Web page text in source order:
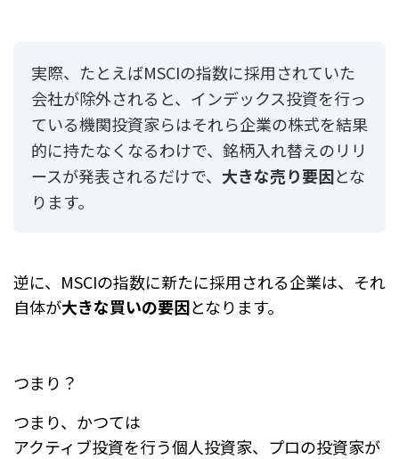
実際、たとえばMSCIの指数に採用されていた
会社が除外されると、 インデックス投資を行っ
ている機関投資家らはそれら企業の株式を結果
的に持たなくなるわけで、銘柄入れ替えのリリ
ースが発表されるだけで、 大きな売り要因とな
ります。
逆に、MSCIの指数に新たに採用される企業は、それ
自体が大きな買いの要因となります。
つまり？
つまり、かつては
アクティブ投資を行う個人投資家、プロの投資家が